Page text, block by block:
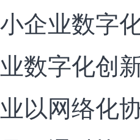
小企业数字
业数字化创
业以网络化